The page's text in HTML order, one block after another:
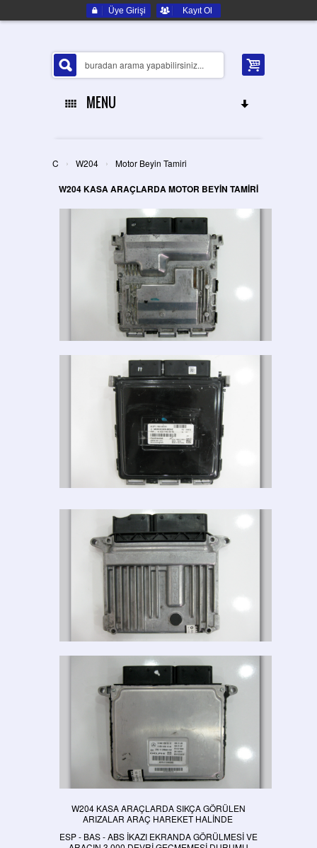
Üye Girişi Kayıt Ol
MENU
ELEKTRONIK YEDEK PARÇA
C › W204 › Motor Beyin Tamiri
W204 KASA ARAÇLARDA MOTOR BEYİN TAMİRİ
W204 KASA ARAÇLARDA SIKÇA GÖRÜLEN
ARIZALAR ARAÇ HAREKET HALİNDE
ESP - BAS - ABS İKAZI EKRANDA GÖRÜLMESİ VE